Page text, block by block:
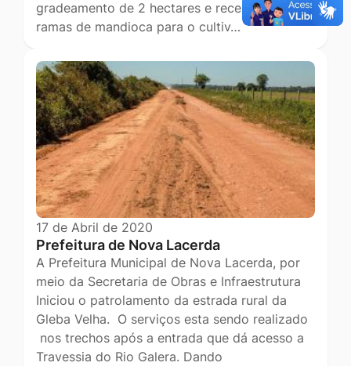
gradeamento de 2 hectares e receberam
ramas de mandioca para o cultiv…
17 de Abril de 2020
Prefeitura de Nova Lacerda
A Prefeitura Municipal de Nova Lacerda, por
meio da Secretaria de Obras e Infraestrutura
Iniciou o patrolamento da estrada rural da
Gleba Velha. O serviços esta sendo realizado
nos trechos após a entrada que dá acesso a
Travessia do Rio Galera. Dando